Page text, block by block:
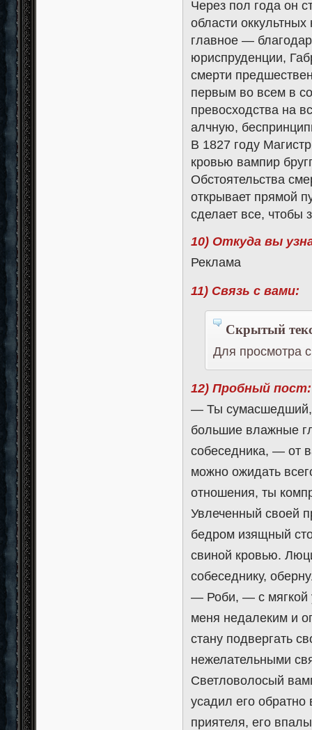
Через пол года он
области
главное —
юриспруденции,
смерти
первым во всем в
превосходства на
алчную,
В 1827 году
кровью вампир
Обстоятельства
открывает прямой
сделает все, чтобы
10) Откуда вы
Реклама
11) Связь с вами:
Скрытый
Для просмотра
12) Пробный пост:
— Ты сумасшедший,
большие влажные
собеседника, — от
можно ожидать
отношения, ты
Увлеченный своей
бедром изящный
свиной кровью.
собеседнику,
— Роби, — с мягкой
меня недалеким и
стану подвергать
нежелательными
Светловолосый
усадил его обратно
приятеля, его